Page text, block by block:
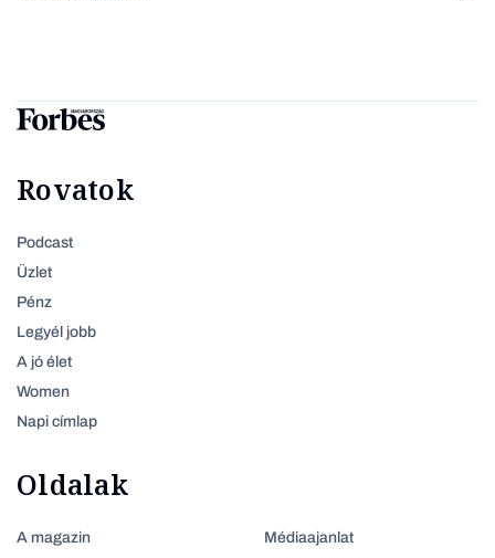
Rovatok
Podcast
Üzlet
Pénz
Legyél jobb
A jó élet
Women
Napi címlap
Oldalak
A magazin
Médiaajanlat